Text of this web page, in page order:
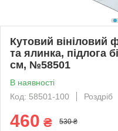
Кутовий вініловий
та ялинка, підлога
см, №58501
В наявності
Код: 58501-100
Роздріб
460 ₴ 530 ₴